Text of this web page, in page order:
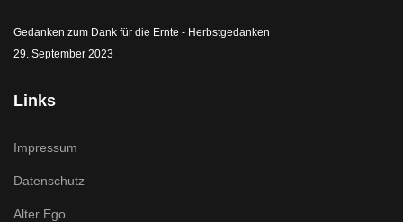
Gedanken zum Dank für die Ernte - Herbstgedanken
29. September 2023
Links
Impressum
Datenschutz
Alter Ego